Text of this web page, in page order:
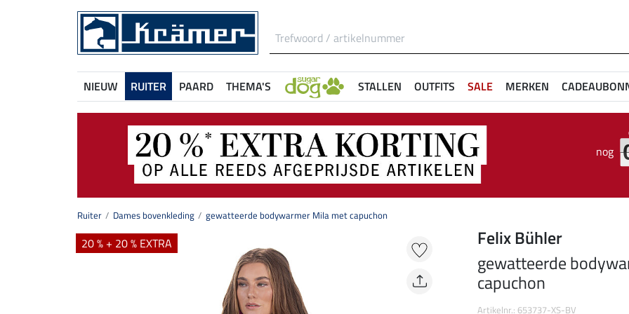
NIEUW RUITER PAARD THEMA'S STALLEN OUTFITS SALE MERKEN
nog
Ruiter Dames bovenkleding gewatteerde bodywarmer Mila met capuchon
20 % + 20 % EXTRA
Felix Bühler
gewatteerde
capuchon
Artikelnr.: 653737-XS-BV